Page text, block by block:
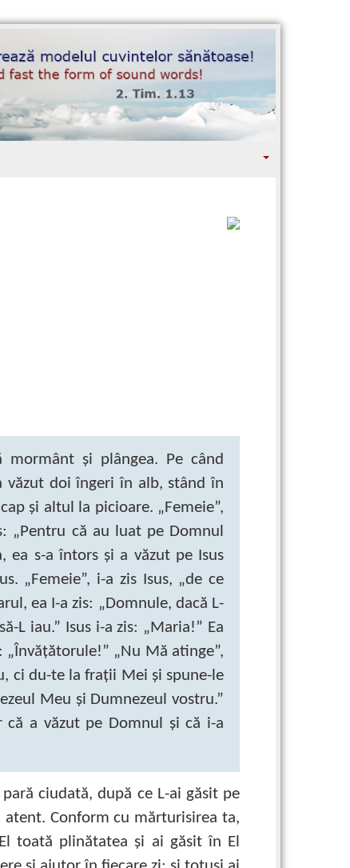
şi plângea. Pe când
văzut doi îngeri în alb, stând în
şi altul la picioare. „Femeie”,
„Pentru că au luat pe Domnul
ea s-a întors şi a văzut pe Isus
„Femeie”, i-a zis Isus, „de ce
ea I-a zis: „Domnule, dacă L-
L iau.” Isus i-a zis: „Maria!” Ea
„Învăţătorule!” „Nu Mă atinge”,
ci du-te la fraţii Mei şi spune-le
Meu şi Dumnezeul vostru.”
a văzut pe Domnul şi că i-a
ciudată, după ce L-ai găsit pe
Conform cu mărturisirea ta,
toată plinătatea şi ai găsit în El